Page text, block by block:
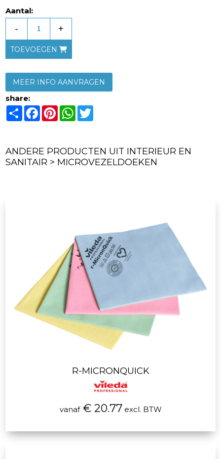
Aantal:
- +
TOEVOEGEN
MEER INFO AANVRAGEN
share:
ShareFacebook
PinterestWhatsApp
ANDERE PRODUCTEN UIT INTERIEUR EN
SANITAIR > MICROVEZELDOEKEN
R-MICRONQUICK
vanaf€ 20.77 excl. BTW